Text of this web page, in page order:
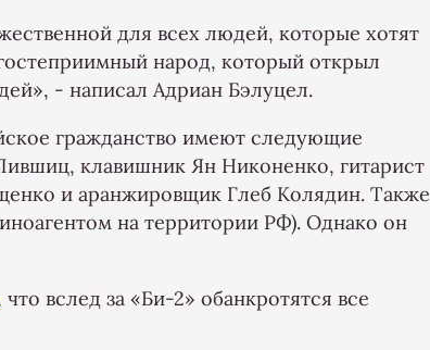
для всех людей, которые хотят
народ, который открыл
- написал Адриан Бэлуцел.
гражданство имеют следующие
клавишник Ян Никоненко, гитарист
и аранжировщик Глеб Колядин. Также
на территории РФ). Однако он
что вслед за «Би-2» обанкротятся все